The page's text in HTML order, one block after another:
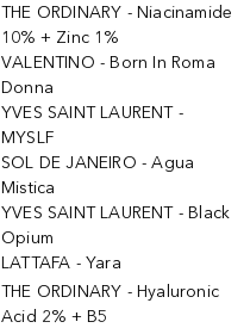
THE ORDINARY - Niacinamide
10% + Zinc 1%
VALENTINO - Born In Roma
Donna
YVES SAINT LAURENT -
MYSLF
SOL DE JANEIRO - Agua
Mistica
YVES SAINT LAURENT - Black
Opium
LATTAFA - Yara
THE ORDINARY - Hyaluronic
Acid 2% + B5